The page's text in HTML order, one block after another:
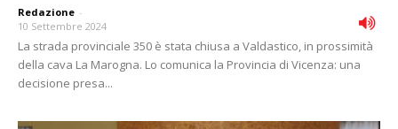
Redazione -
10 Settembre 2024
La strada provinciale 350 è stata chiusa a Valdastico, in prossimità
della cava La Marogna. Lo comunica la Provincia di Vicenza: una
decisione presa...